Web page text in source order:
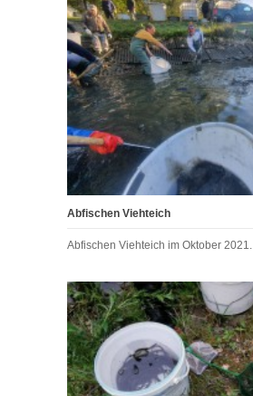
Abfischen Viehteich
Abfischen Viehteich im Oktober 2021.